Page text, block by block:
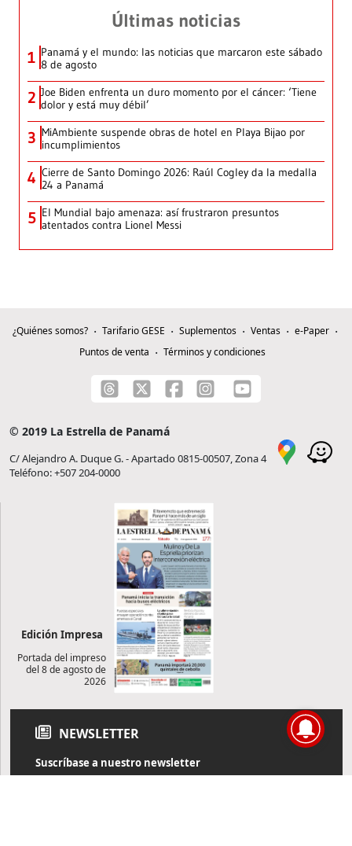
Últimas noticias
1 Panamá y el mundo: las noticias que marcaron este sábado
8 de agosto
2 Joe Biden enfrenta un duro momento por el cáncer: ‘Tiene
dolor y está muy débil’
3 MiAmbiente suspende obras de hotel en Playa Bijao por
incumplimientos
4 Cierre de Santo Domingo 2026: Raúl Cogley da la medalla
24 a Panamá
5 El Mundial bajo amenaza: así frustraron presuntos
atentados contra Lionel Messi
¿Quiénes somos? Tarifario GESE Suplementos Ventas
e-Paper
Puntos de venta
Términos y condiciones
© 2019 La Estrella de Panamá
C/ Alejandro A. Duque G. - Apartado 0815-00507, Zona 4
Teléfono: +507 204-0000
Edición Impresa
Portada del impreso
del 8 de agosto de
2026
NEWSLETTER
Suscríbase a nuestro newsletter
Reciba diariamente información de actualidad directamente en